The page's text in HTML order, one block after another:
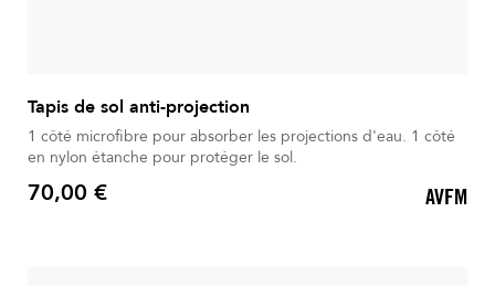
Tapis de sol anti-projection
1 côté microfibre pour absorber les projections d'eau. 1 côté
en nylon étanche pour protéger le sol.
Prix
70,00 € AVFM